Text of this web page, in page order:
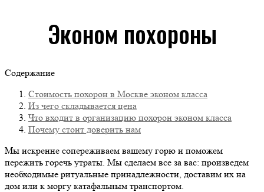
Эконом похороны
Содержание
Стоимость похорон в Москве эконом класса
Из чего складывается цена
Что входит в организацию похорон эконом класса
Почему стоит доверить нам
Мы искренне сопереживаем вашему горю и поможем
пережить горечь утраты. Мы сделаем все за вас: произведем
необходимые ритуальные принадлежности, доставим их на
дом или к моргу катафальным транспортом.